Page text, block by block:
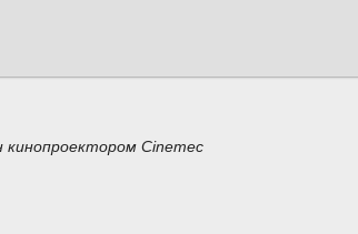
кинопроектором Cinemec